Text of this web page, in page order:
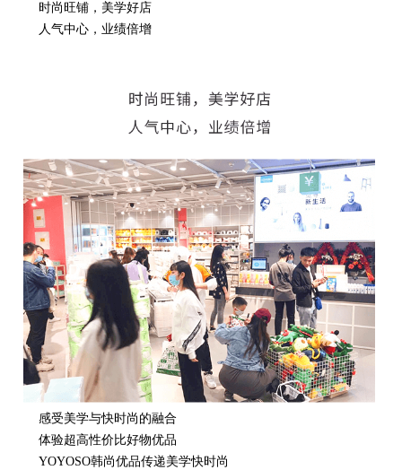
时尚旺铺，美学好店
人气中心，业绩倍增
感受美学与快时尚的融合
体验超高性价比好物优品
YOYOSO韩尚优品传递美学快时尚